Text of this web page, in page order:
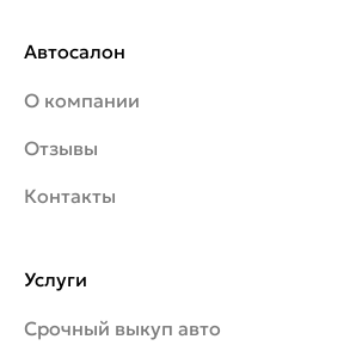
Автосалон
О компании
Отзывы
Контакты
Услуги
Срочный выкуп авто